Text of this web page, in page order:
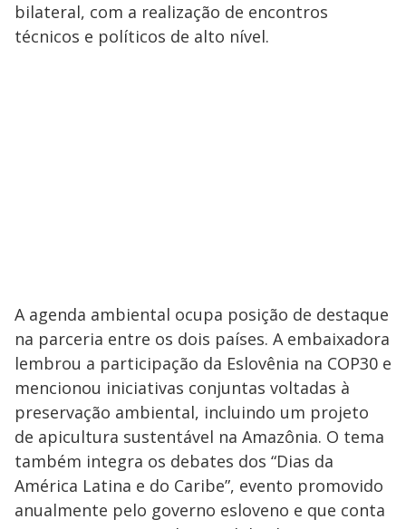
bilateral, com a realização de encontros
técnicos e políticos de alto nível.
A agenda ambiental ocupa posição de destaque
na parceria entre os dois países. A embaixadora
lembrou a participação da Eslovênia na COP30 e
mencionou iniciativas conjuntas voltadas à
preservação ambiental, incluindo um projeto
de apicultura sustentável na Amazônia. O tema
também integra os debates dos “Dias da
América Latina e do Caribe”, evento promovido
anualmente pelo governo esloveno e que conta